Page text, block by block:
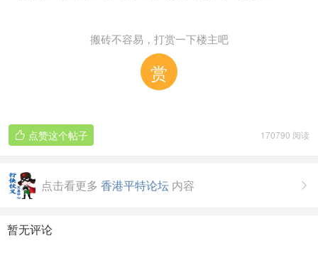
搬砖不容易，打赏一下楼主吧
赏
170790 阅读
 点赞这个帖子

点击看更多 香港平特论坛 内容
暂无评论